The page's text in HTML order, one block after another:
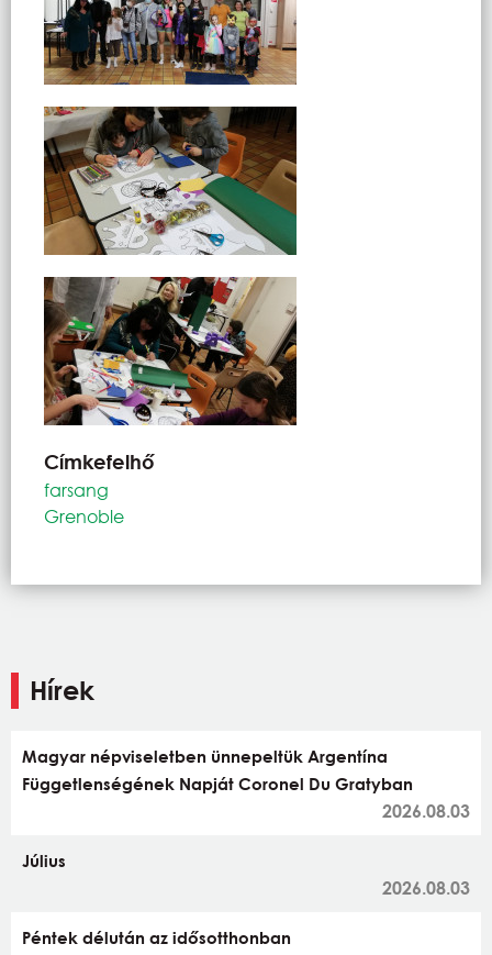
Címkefelhő
farsang
Grenoble
Hírek
Magyar népviseletben ünnepeltük Argentína
Függetlenségének Napját Coronel Du Gratyban
2026.08.03
Július
2026.08.03
Péntek délután az idősotthonban